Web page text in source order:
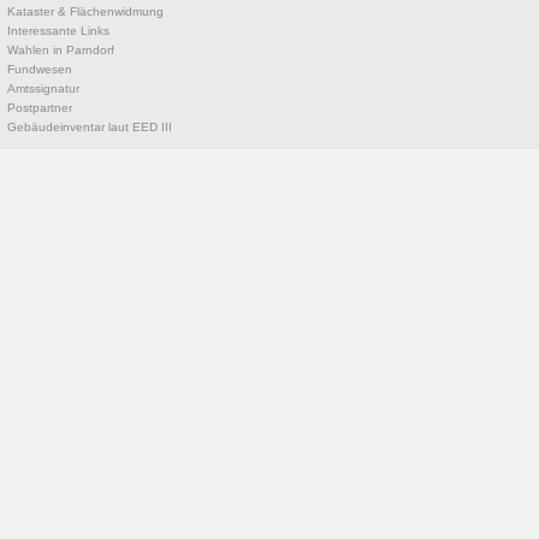
Kataster & Flächenwidmung
Interessante Links
Wahlen in Parndorf
Fundwesen
Amtssignatur
Postpartner
Gebäudeinventar laut EED III